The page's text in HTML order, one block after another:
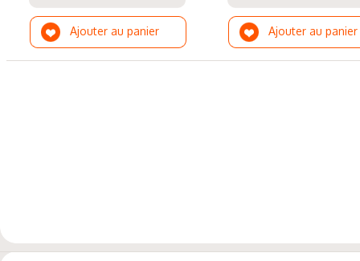
Ajouter au panier Ajouter au panier